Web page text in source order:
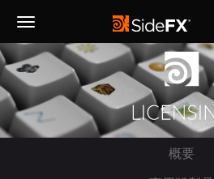
Navigation
概要